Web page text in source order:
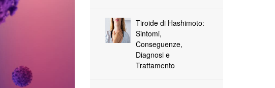
Tiroide di Hashimoto:
Sintomi,
Conseguenze,
Diagnosi e
Trattamento